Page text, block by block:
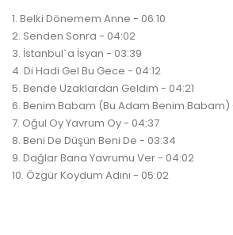
1. Belki Dönemem Anne - 06:10
2. Senden Sonra - 04:02
3. İstanbul`a İsyan - 03:39
4. Di Hadi Gel Bu Gece - 04:12
5. Bende Uzaklardan Geldim - 04:21
6. Benim Babam (Bu Adam Benim Babam)
7. Oğul Oy Yavrum Oy - 04:37
8. Beni De Düşün Beni De - 03:34
9. Dağlar Bana Yavrumu Ver - 04:02
10. Özgür Koydum Adını - 05:02